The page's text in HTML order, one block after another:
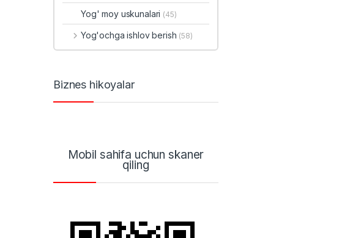
Yog' moy uskunalari (45)
Yog'ochga ishlov berish (58)
Biznes hikoyalar
Mobil sahifa uchun skaner
qiling